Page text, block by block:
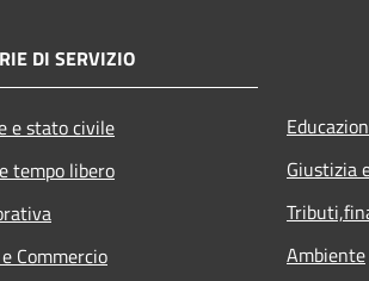
DI SERVIZIO
e stato civile
tempo libero
Commercio
Giustizia
Ambiente